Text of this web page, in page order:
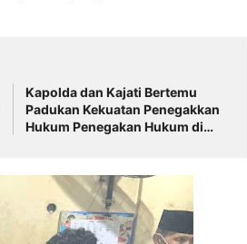
Kapolda dan Kajati Bertemu
Padukan Kekuatan Penegakkan
Hukum Penegakan Hukum di